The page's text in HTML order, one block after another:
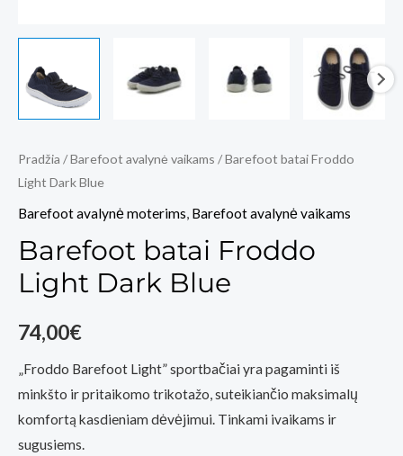
Pradžia /Barefoot avalynė vaikams / Barefoot batai Froddo
Light Dark Blue
Barefoot avalynė moterims, Barefoot avalynė vaikams
Barefoot batai Froddo
Light Dark Blue
74,00€
„Froddo Barefoot Light” sportbačiai yra pagaminti iš
minkšto ir pritaikomo trikotažo, suteikiančio maksimalų
komfortą kasdieniam dėvėjimui. Tinkami ivaikams ir
sugusiems.